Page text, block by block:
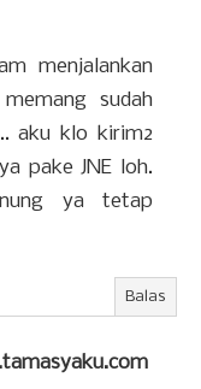
menjalankan
sudah
aku klo kirim2
pake JNE loh.
ya tetap
Balas